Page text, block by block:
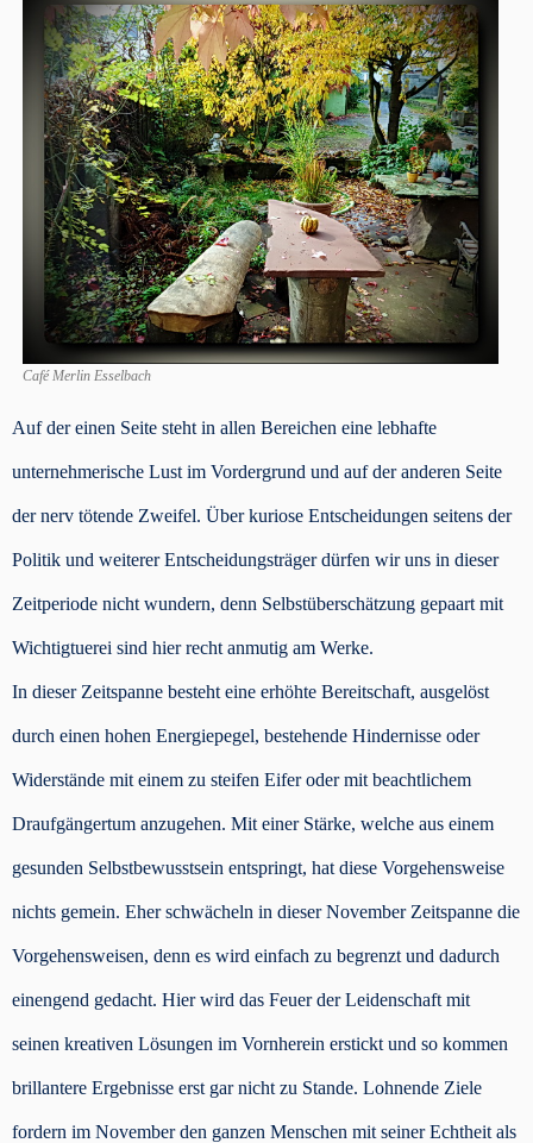
Café Merlin Esselbach
Auf der einen Seite steht in allen Bereichen eine lebhafte
unternehmerische Lust im Vordergrund und auf der anderen Seite
der nerv tötende Zweifel. Über kuriose Entscheidungen seitens der
Politik und weiterer Entscheidungsträger dürfen wir uns in dieser
Zeitperiode nicht wundern, denn Selbstüberschätzung gepaart mit
Wichtigtuerei sind hier recht anmutig am Werke.
In dieser Zeitspanne besteht eine erhöhte Bereitschaft, ausgelöst
durch einen hohen Energiepegel, bestehende Hindernisse oder
Widerstände mit einem zu steifen Eifer oder mit beachtlichem
Draufgängertum anzugehen. Mit einer Stärke, welche aus einem
gesunden Selbstbewusstsein entspringt, hat diese Vorgehensweise
nichts gemein. Eher schwächeln in dieser November Zeitspanne die
Vorgehensweisen, denn es wird einfach zu begrenzt und dadurch
einengend gedacht. Hier wird das Feuer der Leidenschaft mit
seinen kreativen Lösungen im Vornherein erstickt und so kommen
brillantere Ergebnisse erst gar nicht zu Stande. Lohnende Ziele
fordern im November den ganzen Menschen mit seiner Echtheit als